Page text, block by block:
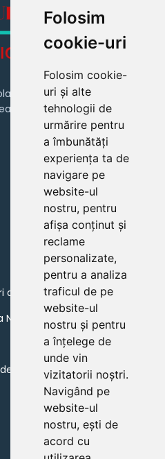
Folosim
cookie-uri
Folosim cookie-
uri și alte
tehnologii de
urmărire pentru
a îmbunătăți
experiența ta de
navigare pe
website-ul
nostru, pentru
afișa conținut și
reclame
personalizate,
pentru a analiza
traficul de pe
website-ul
nostru și pentru
a înțelege de
unde vin
vizitatorii noștri.
Navigând pe
website-ul
nostru, ești de
acord cu
Roman este o unitate
Consiliului Judetean Neamt
de Sănătate Neamț
Sănătate